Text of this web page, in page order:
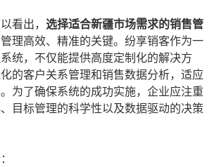
看出， 选择适合新疆市场需求的销售管
理高效、精准的关键。纷享销客作为一
统，不仅能提供高度定制化的解决方
的客户关系管理和销售数据分析，适应
为了确保系统的成功实施，企业应注重
目标管理的科学性以及数据驱动的决策